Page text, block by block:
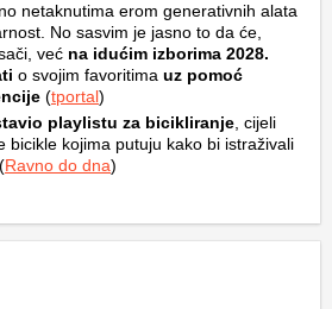
netaknutima erom generativnih alata
No sasvim je jasno to da će,
već na idućim izborima 2028.
o svojim favoritima uz pomoć
(tportal)
playlistu za bicikliranje , cijeli
bicikle kojima putuju kako bi istraživali
Ravno do dna)